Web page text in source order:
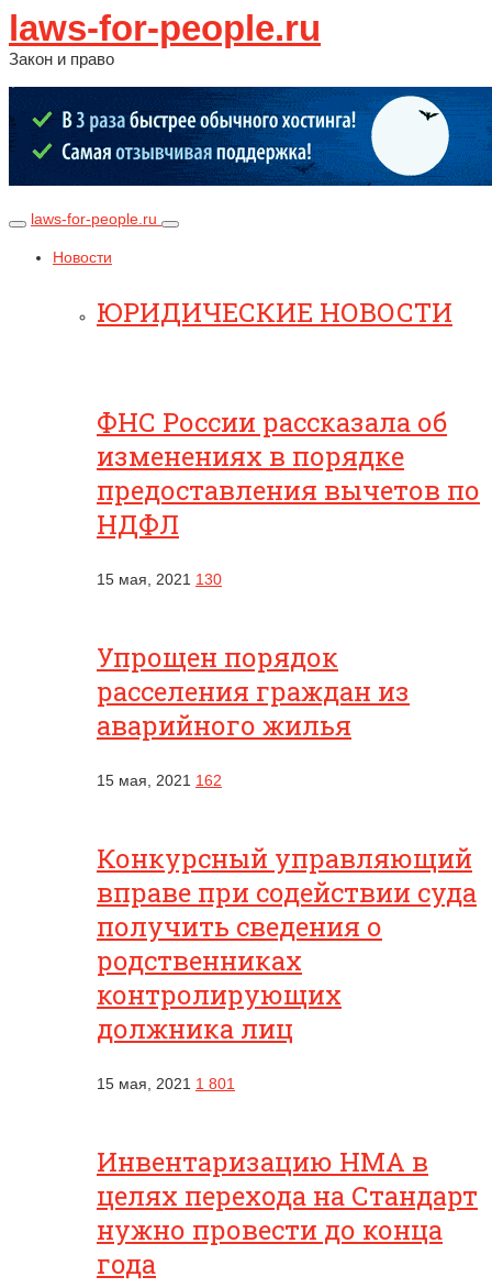
laws-for-people.ru
Закон и право
laws-for-people.ru
Новости
ЮРИДИЧЕСКИЕ НОВОСТИ
ФНС России рассказала об
изменениях в порядке
предоставления вычетов по
НДФЛ
15 мая, 2021 130
Упрощен порядок
расселения граждан из
аварийного жилья
15 мая, 2021 162
Конкурсный управляющий
вправе при содействии суда
получить сведения о
родственниках
контролирующих
должника лиц
15 мая, 2021 1 801
Инвентаризацию НМА в
целях перехода на Стандарт
нужно провести до конца
года